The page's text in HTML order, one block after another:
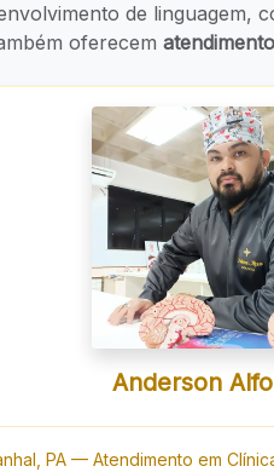
de linguagem,
oferecem
Anderson
PA— Atendimento em